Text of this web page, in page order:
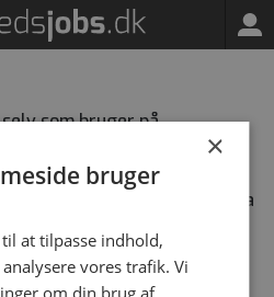
som bruger på
logge ind med den e-
du har oprettet dig med.
kan du bestille en ny via
dig selv som bruger kan
“Opret ny bruger”.
×
bruger
at tilpasse indhold,
vores trafik. Vi
om din brug af